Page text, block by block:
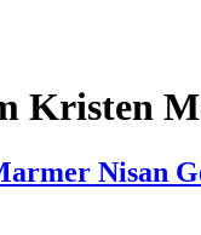
Kristen
Nisan